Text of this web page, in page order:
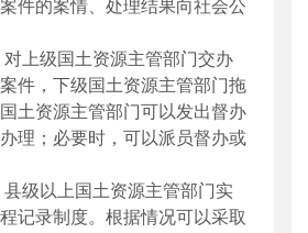
件的案情、处理结果向社会公
对上级国土资源主管部门交办
件，下级国土资源主管部门拖
土资源主管部门可以发出督办
理；必要时，可以派员督办或
县级以上 国土资源主管部门实
记录制度。根据情况可以采取